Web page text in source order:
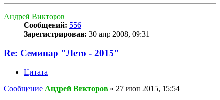
Андрей Викторов
Сообщений: 556
Зарегистрирован: 30 апр 2008, 09:31
Re: Семинар "Лето - 2015"
Цитата
Сообщение Андрей Викторов » 27 июн 2015, 15:54